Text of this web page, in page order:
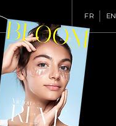
FR EN